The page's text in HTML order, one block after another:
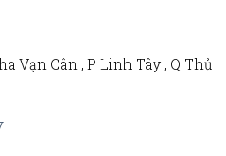
Vạn Cân , P Linh Tây , Q Thủ